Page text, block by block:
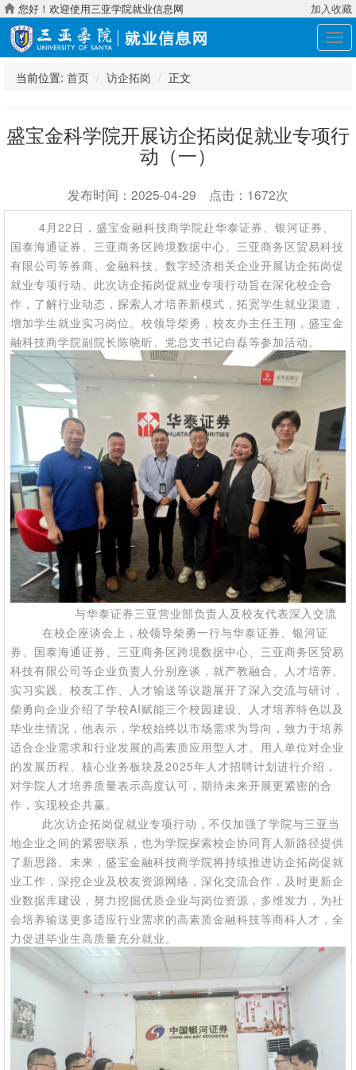
您好！欢迎使用三亚学院就业信息网 加入收藏
展
开
当前位置: 首页 访企拓岗 正文
盛宝金科学院开展访企拓岗促就业专项行
动（一）
发布时间：2025-04-29 点击：1672次
4月 22 日，盛宝金融科技商学院赴华泰证券、银河证券、
国泰海通证券、三亚商务区跨境数据中心、三亚商务区贸易科技
有限公司等券商、金融科技、数字经济相关企业开展访企拓岗促
就业专项行动。此次访企拓岗促就业专项行动旨在深化校企合
作，了解行业动态，探索人才培养新模式，拓宽学生就业渠道，
增加学生就业实习岗位。校领导柴勇，校友办主任王翔，盛宝金
融科技商学院副院长陈晓昕、党总支书记白磊等参加活动。
与华泰证券三亚营业部负责人及校友代表深入交流
在校企座谈会上，校领导柴勇一行与华泰证券、银河证
券、国泰海通证券、三亚商务区跨境数据中心、三亚商务区贸易
科技有限公司等企业负责人分别座谈，就产教融合、人才培养、
实习实践、校友工作、人才输送等议题展开了深入交流与研讨，
柴勇向企业介绍了学校AI赋能三个校园建设、人才培养特色以及
毕业生情况，他表示，学校始终以市场需求为导向，致力于培养
适合企业需求和行业发展的高素质应用型人才。用人单位对企业
的发展历程、核心业务板块及 2025年人才招聘计划进行介绍，
对学院人才培养质量表示高度认可，期待未来开展更紧密的合
作，实现校企共赢。
此次访企拓岗促就业专项行动，不仅加强了学院与三亚当
地企业之间的紧密联系，也为学院探索校企协同育人新路径提供
了新思路。未来， 盛宝金融科技商学院将持续推进访企拓岗促就
业工作， 深挖企业及 校友资源网络，深化交流合作， 及时更新企
业数据库建设， 努力挖掘优质企业与岗位资源，多维发力，为社
会培养输送更多适应行业需求的高素质金融科技等商科 人才，全
力促进毕业生高质量充分就业。